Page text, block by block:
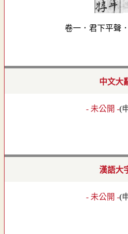
卷一．君下平聲
中文大
- 未公開 -(
漢語大
- 未公開 -(